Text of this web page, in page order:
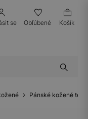
se Obľúbené Košík
Pánské kožené